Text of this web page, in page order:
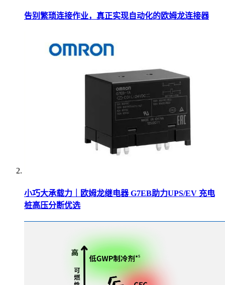
告别繁琐连接作业，真正实现自动化的欧姆龙连接器
小巧大承载力｜欧姆龙继电器 G7EB助力UPS/EV 充电
桩高压分断优选